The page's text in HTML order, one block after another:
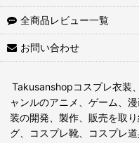
全商品レビュー一覧
お問い合わせ
Takusanshopコスプレ衣装
ャンルのアニメ、ゲーム、
装の開発、製作、販売を取
グ、コスプレ靴、コスプレ